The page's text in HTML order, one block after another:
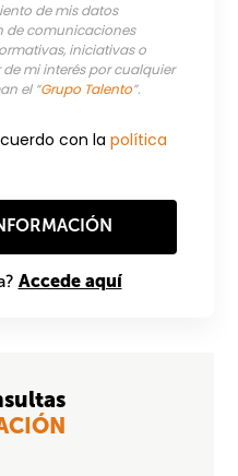
de mis datos
de comunicaciones
iniciativas o
mi interés por cualquier
el “Grupo Talento”.
con lapolítica
Accede aquí